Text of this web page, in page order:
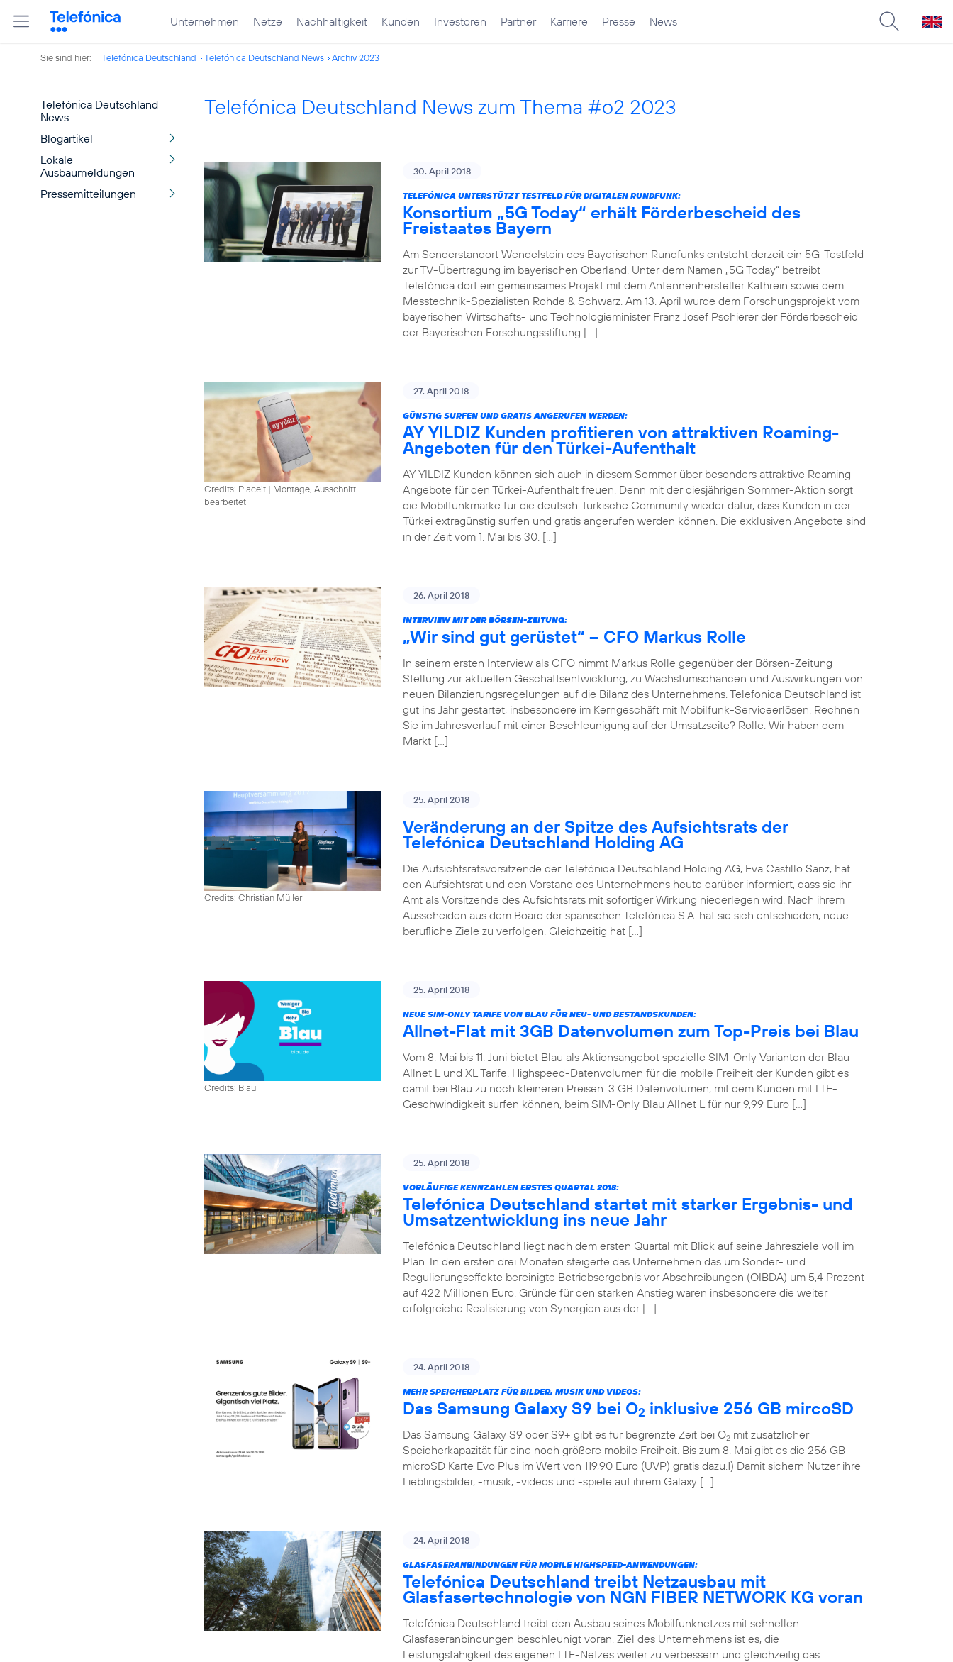
Unternehmen Netze Nachhaltigkeit Kunden Investoren Partner Karriere Presse News
Sie sind hier: Telefónica Deutschland Telefónica Deutschland News Archiv 2023
Telefónica Deutschland
News
Blogartikel
Lokale
Ausbaumeldungen
Pressemitteilungen
Telefónica Deutschland News zum Thema #o2 2023
30. April 2018
TELEFÓNICA UNTERSTÜTZT TESTFELD FÜR DIGITALEN RUNDFUNK:
Konsortium „5G Today“ erhält Förderbescheid des
Freistaates Bayern
Am Senderstandort Wendelstein des Bayerischen Rundfunks entsteht derzeit ein 5G-Testfeld
zur TV-Übertragung im bayerischen Oberland. Unter dem Namen „5G Today“ betreibt
Telefónica dort ein gemeinsames Projekt mit dem Antennenhersteller Kathrein sowie dem
Messtechnik-Spezialisten Rohde & Schwarz. Am 13. April wurde dem Forschungsprojekt vom
bayerischen Wirtschafts- und Technologieminister Franz Josef Pschierer der Förderbescheid
der Bayerischen Forschungsstiftung […]
Credits: Placeit | Montage, Ausschnitt
bearbeitet
27. April 2018
GÜNSTIG SURFEN UND GRATIS ANGERUFEN WERDEN:
AY YILDIZ Kunden profitieren von attraktiven Roaming-
Angeboten für den Türkei-Aufenthalt
AY YILDIZ Kunden können sich auch in diesem Sommer über besonders attraktive Roaming-
Angebote für den Türkei-Aufenthalt freuen. Denn mit der diesjährigen Sommer-Aktion sorgt
die Mobilfunkmarke für die deutsch-türkische Community wieder dafür, dass Kunden in der
Türkei extragünstig surfen und gratis angerufen werden können. Die exklusiven Angebote sind
in der Zeit vom 1. Mai bis 30. […]
26. April 2018
INTERVIEW MIT DER BÖRSEN-ZEITUNG:
„Wir sind gut gerüstet“ – CFO Markus Rolle
In seinem ersten Interview als CFO nimmt Markus Rolle gegenüber der Börsen-Zeitung
Stellung zur aktuellen Geschäftsentwicklung, zu Wachstumschancen und Auswirkungen von
neuen Bilanzierungsregelungen auf die Bilanz des Unternehmens. Telefonica Deutschland ist
gut ins Jahr gestartet, insbesondere im Kerngeschäft mit Mobilfunk-Serviceerlösen. Rechnen
Sie im Jahresverlauf mit einer Beschleunigung auf der Umsatzseite? Rolle: Wir haben dem
Markt […]
Credits: Christian Müller
25. April 2018
Veränderung an der Spitze des Aufsichtsrats der
Telefónica Deutschland Holding AG
Die Aufsichtsratsvorsitzende der Telefónica Deutschland Holding AG, Eva Castillo Sanz, hat
den Aufsichtsrat und den Vorstand des Unternehmens heute darüber informiert, dass sie ihr
Amt als Vorsitzende des Aufsichtsrats mit sofortiger Wirkung niederlegen wird. Nach ihrem
Ausscheiden aus dem Board der spanischen Telefónica S.A. hat sie sich entschieden, neue
berufliche Ziele zu verfolgen. Gleichzeitig hat […]
Credits: Blau
25. April 2018
NEUE SIM-ONLY TARIFE VON BLAU FÜR NEU- UND BESTANDSKUNDEN:
Allnet-Flat mit 3GB Datenvolumen zum Top-Preis bei Blau
Vom 8. Mai bis 11. Juni bietet Blau als Aktionsangebot spezielle SIM-Only Varianten der Blau
Allnet L und XL Tarife. Highspeed-Datenvolumen für die mobile Freiheit der Kunden gibt es
damit bei Blau zu noch kleineren Preisen: 3 GB Datenvolumen, mit dem Kunden mit LTE-
Geschwindigkeit surfen können, beim SIM-Only Blau Allnet L für nur 9,99 Euro […]
25. April 2018
VORLÄUFIGE KENNZAHLEN ERSTES QUARTAL 2018:
Telefónica Deutschland startet mit starker Ergebnis- und
Umsatzentwicklung ins neue Jahr
Telefónica Deutschland liegt nach dem ersten Quartal mit Blick auf seine Jahresziele voll im
Plan. In den ersten drei Monaten steigerte das Unternehmen das um Sonder- und
Regulierungseffekte bereinigte Betriebsergebnis vor Abschreibungen (OIBDA) um 5,4 Prozent
auf 422 Millionen Euro. Gründe für den starken Anstieg waren insbesondere die weiter
erfolgreiche Realisierung von Synergien aus der […]
24. April 2018
MEHR SPEICHERPLATZ FÜR BILDER, MUSIK UND VIDEOS:
Das Samsung Galaxy S9 bei O2 inklusive 256 GB mircoSD
Das Samsung Galaxy S9 oder S9+ gibt es für begrenzte Zeit bei O2 mit zusätzlicher
Speicherkapazität für eine noch größere mobile Freiheit. Bis zum 8. Mai gibt es die 256 GB
microSD Karte Evo Plus im Wert von 119,90 Euro (UVP) gratis dazu.1) Damit sichern Nutzer ihre
Lieblingsbilder, -musik, -videos und -spiele auf ihrem Galaxy […]
24. April 2018
GLASFASERANBINDUNGEN FÜR MOBILE HIGHSPEED-ANWENDUNGEN:
Telefónica Deutschland treibt Netzausbau mit
Glasfasertechnologie von NGN FIBER NETWORK KG voran
Telefónica Deutschland treibt den Ausbau seines Mobilfunknetzes mit schnellen
Glasfaseranbindungen beschleunigt voran. Ziel des Unternehmens ist es, die
Leistungsfähigkeit des eigenen LTE-Netzes weiter zu verbessern und gleichzeitig das